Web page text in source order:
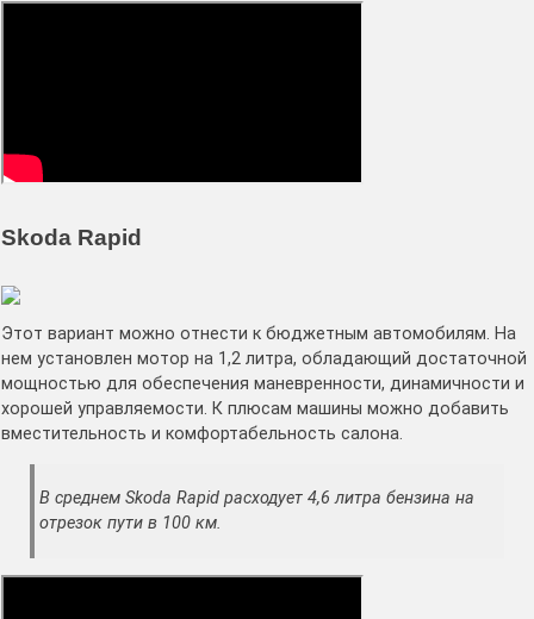
Skoda Rapid
Этот вариант можно отнести к бюджетным автомобилям. На
нем установлен мотор на 1,2 литра, обладающий достаточной
мощностью для обеспечения маневренности, динамичности и
хорошей управляемости. К плюсам машины можно добавить
вместительность и комфортабельность салона.
В среднем Skoda Rapid расходует 4,6 литра бензина на
отрезок пути в 100 км.